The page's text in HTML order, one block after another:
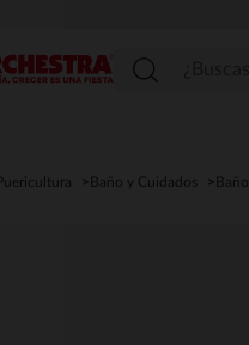
Puericultura Baño y Cuidados Baño